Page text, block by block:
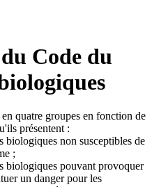
Code du
quatre groupes en fonction de
présentent :
biologiques non susceptibles de
;
biologiques pouvant provoquer
un danger pour les